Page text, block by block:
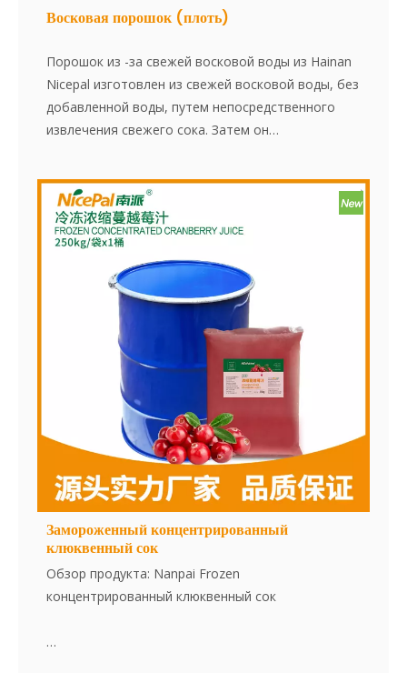
Восковая порошок (плоть)
Порошок из -за свежей восковой воды из Hainan
Nicepal изготовлен из свежей восковой воды, без
добавленной воды, путем непосредственного
извлечения свежего сока. Затем он
передовой технологии сушки распылителя,
эффективно сохраняя содержание питания и
аромат восковой части. Порошок растворяется
мгновенно, удобен в использовании и является
отличным пищевым ингредиентом. Нет добавок,
нет сущности.
Замороженный концентрированный
клюквенный сок
Обзор продукта: Nanpai Frozen
концентрированный клюквенный сок